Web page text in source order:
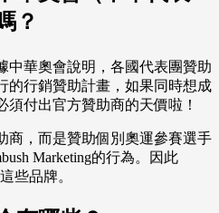
？
中華奧會說明，各國代表團贊助
的行銷贊助計畫，如果同時想成
付出官方贊助商的天價啦！
商，而是贊助個別奧運參賽選手
Marketing的行為。因此
些品牌。